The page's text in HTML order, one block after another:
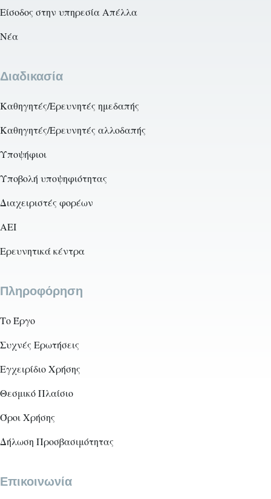
Είσοδος στην υπηρεσία Απέλλα
Νέα
Διαδικασία
Καθηγητές/Ερευνητές ημεδαπής
Καθηγητές/Ερευνητές αλλοδαπής
Υποψήφιοι
Υποβολή υποψηφιότητας
Διαχειριστές φορέων
AEI
Ερευνητικά κέντρα
Πληροφόρηση
Το Έργο
Συχνές Ερωτήσεις
Εγχειρίδιο Χρήσης
Θεσμικό Πλαίσιο
Όροι Χρήσης
Δήλωση Προσβασιμότητας
Επικοινωνία